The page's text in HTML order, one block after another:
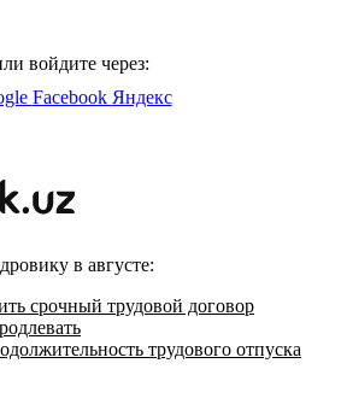
войдите через:
Facebook Яндекс
в августе:
срочный трудовой договор
трудового отпуска